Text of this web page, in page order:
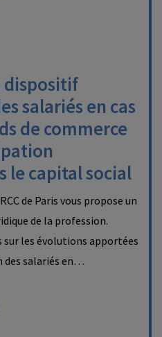
dispositif
salariés en cas
de commerce
le capital social
de Paris vous propose un
de la profession.
sur les évolutions apportées
des salariés en…